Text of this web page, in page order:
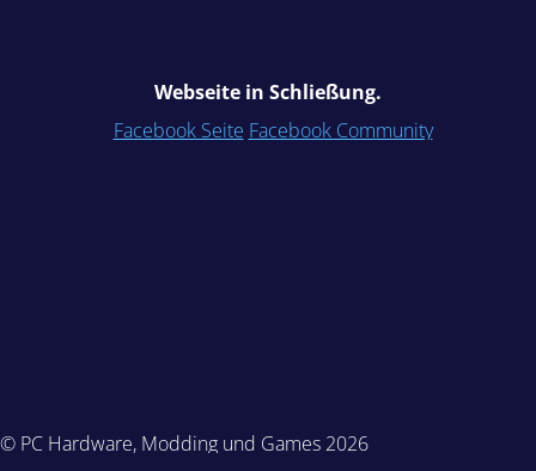
Webseite in Schließung.
Facebook Seite Facebook Community
© PC Hardware, Modding und Games 2026